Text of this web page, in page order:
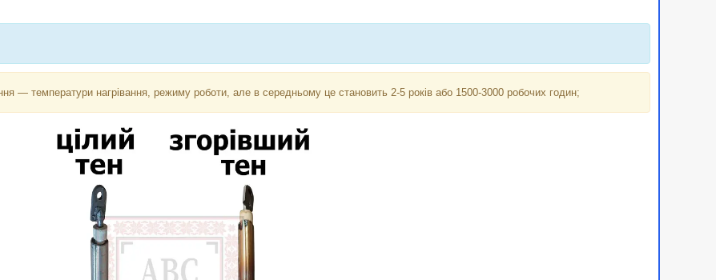
— температури нагрівання, режиму роботи, але в середньому це становить 2-5 років або 1500-3000 робочих годин;